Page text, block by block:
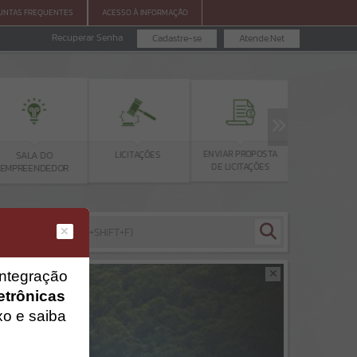
FREQUENTES ACESSO À INFORMAÇÃO
Atende.Net
Cadastre-se
Recuperar Senha
SALA DO
EMPREENDEDOR
LICITAÇÕES
ENVIAR PROPOSTA
DE LICITAÇÕES
e saiba